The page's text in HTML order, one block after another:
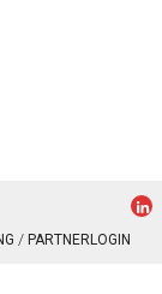
PARTNERLOGIN